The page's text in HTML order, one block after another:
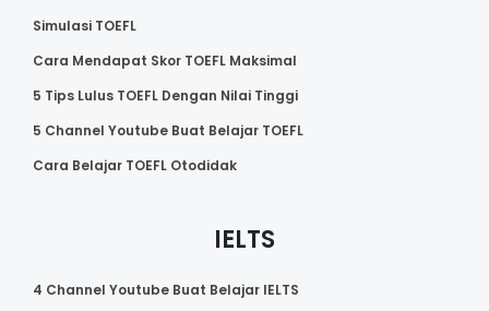
Simulasi TOEFL
Cara Mendapat Skor TOEFL Maksimal
5 Tips Lulus TOEFL Dengan Nilai Tinggi
5 Channel Youtube Buat Belajar TOEFL
Cara Belajar TOEFL Otodidak
IELTS
4 Channel Youtube Buat Belajar IELTS